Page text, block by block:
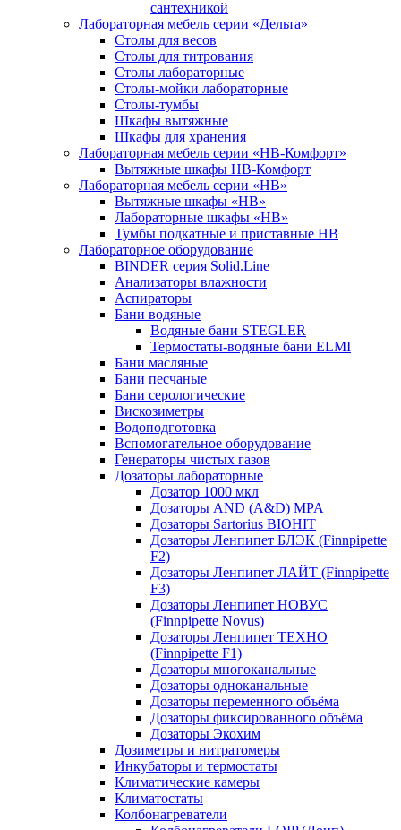
сантехникой
Лабораторная мебель серии «Дельта»
Столы для весов
Столы для титрования
Столы лабораторные
Столы-мойки лабораторные
Столы-тумбы
Шкафы вытяжные
Шкафы для хранения
Лабораторная мебель серии «НВ-Комфорт»
Вытяжные шкафы НВ-Комфорт
Лабораторная мебель серии «НВ»
Вытяжные шкафы «НВ»
Лабораторные шкафы «НВ»
Тумбы подкатные и приставные НВ
Лабораторное оборудование
BINDER серия Solid.Line
Анализаторы влажности
Аспираторы
Бани водяные
Водяные бани STEGLER
Термостаты-водяные бани ELMI
Бани масляные
Бани песчаные
Бани серологические
Вискозиметры
Водоподготовка
Вспомогательное оборудование
Генераторы чистых газов
Дозаторы лабораторные
Дозатор 1000 мкл
Дозаторы AND (A&D) MPA
Дозаторы Sartorius BIOHIT
Дозаторы Ленпипет БЛЭК (Finnpipette
F2)
Дозаторы Ленпипет ЛАЙТ (Finnpipette
F3)
Дозаторы Ленпипет НОВУС
(Finnpipette Novus)
Дозаторы Ленпипет ТЕХНО
(Finnpipette F1)
Дозаторы многоканальные
Дозаторы одноканальные
Дозаторы переменного объёма
Дозаторы фиксированного объёма
Дозаторы Экохим
Дозиметры и нитратомеры
Инкубаторы и термостаты
Климатические камеры
Климатостаты
Колбонагреватели